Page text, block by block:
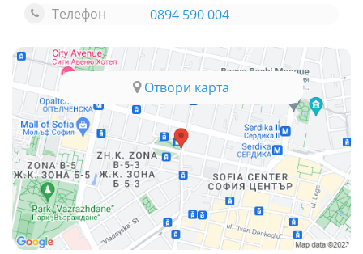
Телефон
0894 590 004
Отвори карта